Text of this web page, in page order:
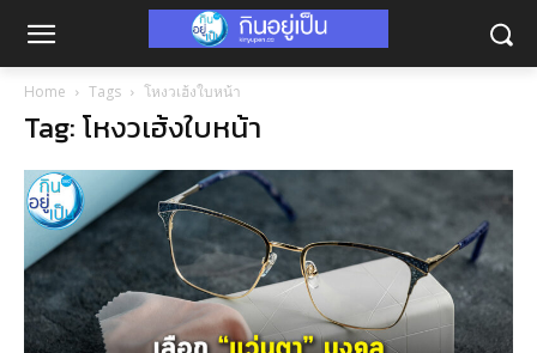
Home Tags โหงวเฮ้งใบหน้า
Tag: โหงวเฮ้งใบหน้า